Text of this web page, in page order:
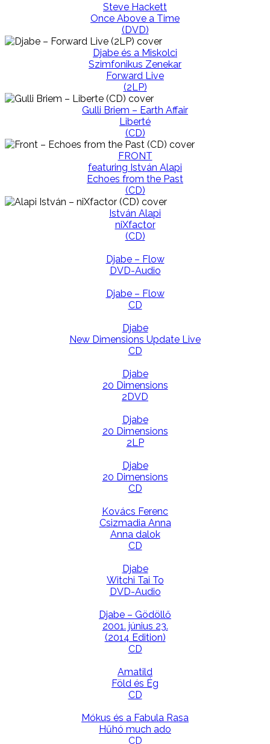
Steve Hackett
Once Above a Time
(DVD)
Djabe és a Miskolci
Szimfonikus Zenekar
Forward Live
(2LP)
Gulli Briem – Earth Affair
Liberté
(CD)
FRONT
featuring István Alapi
Echoes from the Past
(CD)
István Alapi
niXfactor
(CD)
Djabe – Flow
DVD-Audio
Djabe – Flow
CD
Djabe
New Dimensions Update Live
CD
Djabe
20 Dimensions
2DVD
Djabe
20 Dimensions
2LP
Djabe
20 Dimensions
CD
Kovács Ferenc
Csizmadia Anna
Anna dalok
CD
Djabe
Witchi Tai To
DVD-Audio
Djabe – Gödöllő
2001. június 23.
(2014 Edition)
CD
Amatild
Föld és Ég
CD
Mókus és a Fabula Rasa
Hűhó much ado
CD